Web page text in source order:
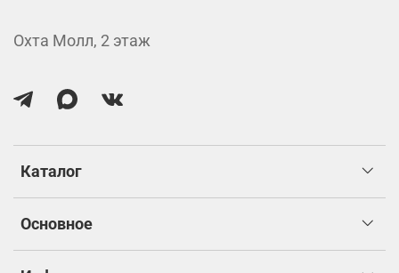
Каталог
Основное
Охта Молл, 2 этаж